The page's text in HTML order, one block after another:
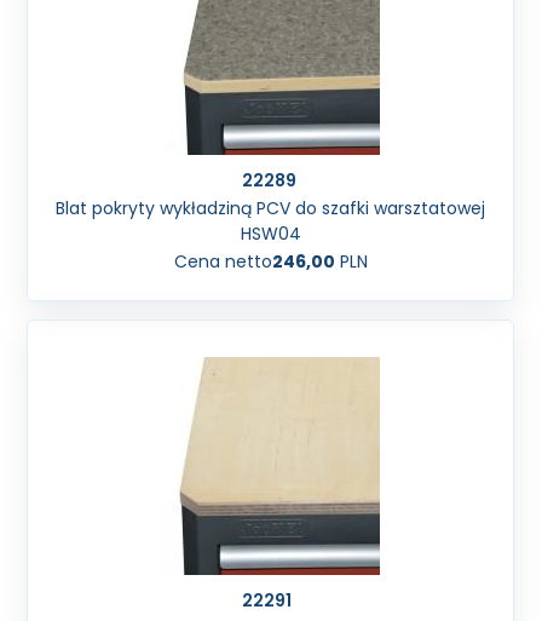
22289
Blat pokryty wykładziną PCV do szafki warsztatowej
HSW04
Cena netto246,00 PLN
22291